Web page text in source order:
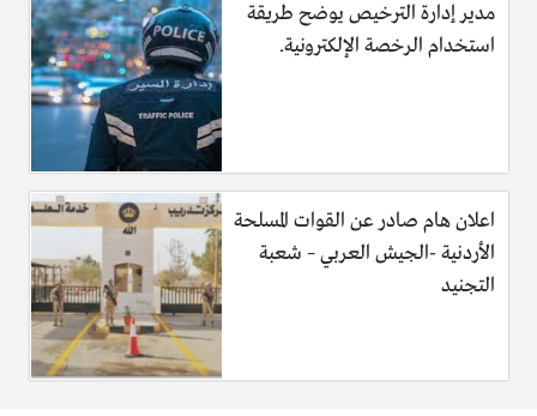
مدير إدارة الترخيص يوضح طريقة
استخدام الرخصة الإلكترونية.
اعلان هام صادر عن القوات المسلحة
الأردنية -الجيش العربي – شعبة
التجنيد